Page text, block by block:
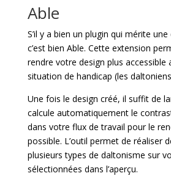
Able
S’il y a bien un plugin qui mérite
c’est bien Able. Cette extension
rendre votre design plus accessible
situation de handicap (les
Une fois le design créé, il suffit de
calcule automatiquement le
dans votre flux de travail pour le
possible. L’outil permet de réaliser
plusieurs types de daltonisme sur
sélectionnées dans l’aperçu.